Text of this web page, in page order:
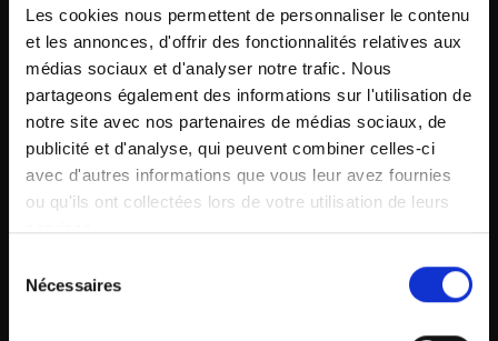
Les cookies nous permettent de personnaliser le contenu
et les annonces, d'offrir des fonctionnalités relatives aux
médias sociaux et d'analyser notre trafic. Nous
partageons également des informations sur l'utilisation de
notre site avec nos partenaires de médias sociaux, de
publicité et d'analyse, qui peuvent combiner celles-ci
avec d'autres informations que vous leur avez fournies
ou qu'ils ont collectées lors de votre utilisation de leurs
services.
Nécessaires